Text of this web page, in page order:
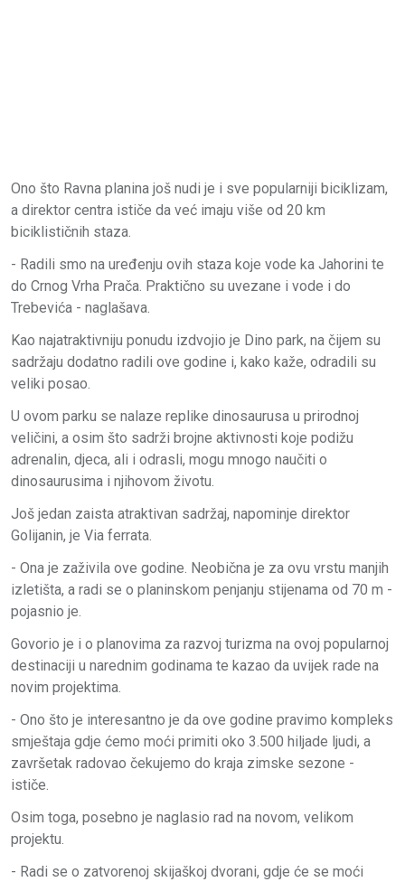
Ono što Ravna planina još nudi je i sve popularniji biciklizam,
a direktor centra ističe da već imaju više od 20 km
biciklističnih staza.
- Radili smo na uređenju ovih staza koje vode ka Jahorini te
do Crnog Vrha Prača. Praktično su uvezane i vode i do
Trebevića - naglašava.
Kao najatraktivniju ponudu izdvojio je Dino park, na čijem su
sadržaju dodatno radili ove godine i, kako kaže, odradili su
veliki posao.
U ovom parku se nalaze replike dinosaurusa u prirodnoj
veličini, a osim što sadrži brojne aktivnosti koje podižu
adrenalin, djeca, ali i odrasli, mogu mnogo naučiti o
dinosaurusima i njihovom životu.
Još jedan zaista atraktivan sadržaj, napominje direktor
Golijanin, je Via ferrata.
- Ona je zaživila ove godine. Neobična je za ovu vrstu manjih
izletišta, a radi se o planinskom penjanju stijenama od 70 m -
pojasnio je.
Govorio je i o planovima za razvoj turizma na ovoj popularnoj
destinaciji u narednim godinama te kazao da uvijek rade na
novim projektima.
- Ono što je interesantno je da ove godine pravimo kompleks
smještaja gdje ćemo moći primiti oko 3.500 hiljade ljudi, a
završetak radovao čekujemo do kraja zimske sezone -
ističe.
Osim toga, posebno je naglasio rad na novom, velikom
projektu.
- Radi se o zatvorenoj skijaškoj dvorani, gdje će se moći